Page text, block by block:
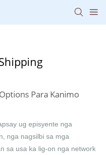
Para Kanimo
ug episyente nga
nga nagsilbi sa mga
sa usa ka lig-on nga network